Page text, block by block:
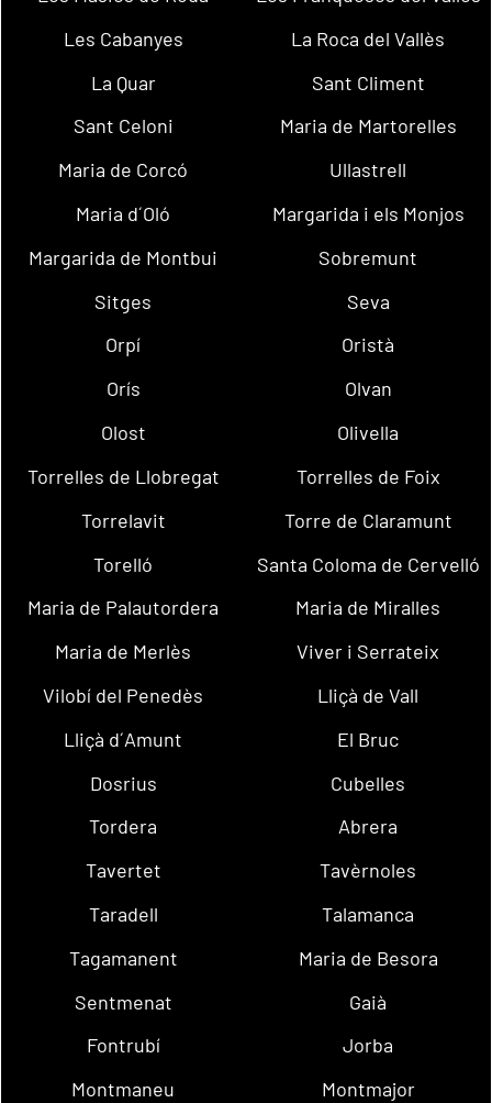
Les Cabanyes
La Roca del Vallès
La Quar
Sant Climent
Sant Celoni
Maria de Martorelles
Maria de Corcó
Ullastrell
Maria d´Oló
Margarida i els Monjos
Margarida de Montbui
Sobremunt
Sitges
Seva
Orpí
Oristà
Orís
Olvan
Olost
Olivella
Torrelles de Llobregat
Torrelles de Foix
Torrelavit
Torre de Claramunt
Torelló
Santa Coloma de Cervelló
Maria de Palautordera
Maria de Miralles
Maria de Merlès
Viver i Serrateix
Vilobí del Penedès
Lliçà de Vall
Lliçà d´Amunt
El Bruc
Dosrius
Cubelles
Tordera
Abrera
Tavertet
Tavèrnoles
Taradell
Talamanca
Tagamanent
Maria de Besora
Sentmenat
Gaià
Fontrubí
Jorba
Montmaneu
Montmajor